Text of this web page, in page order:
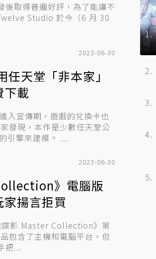
後取得普遍好評，為了能讓不
Studio 於今（6 月 30
2023-06-30
天堂「非本家」
下載
入宣傳期，遊戲的兌換卡也
發現，本作是少數任天堂公
開製作引擎的遊戲，採用的是 Unreal 系列的引擎來建模。 ...
2023-06-30
》電腦版
揚言拒買
諜影 Master Collection》第
包含了主機和電腦平台，但
把...